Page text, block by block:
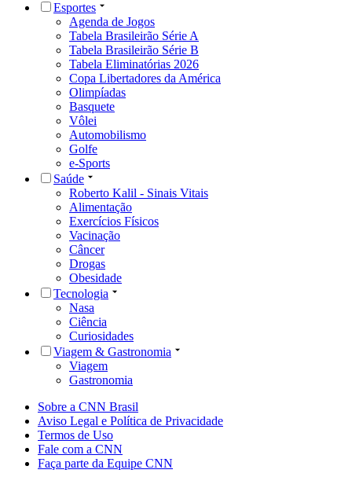
Esportes
Agenda de Jogos
Tabela Brasileirão Série A
Tabela Brasileirão Série B
Tabela Eliminatórias 2026
Copa Libertadores da América
Olimpíadas
Basquete
Vôlei
Automobilismo
Golfe
e-Sports
Saúde
Roberto Kalil - Sinais Vitais
Alimentação
Exercícios Físicos
Vacinação
Câncer
Drogas
Obesidade
Tecnologia
Nasa
Ciência
Curiosidades
Viagem & Gastronomia
Viagem
Gastronomia
Sobre a CNN Brasil
Aviso Legal e Política de Privacidade
Termos de Uso
Fale com a CNN
Faça parte da Equipe CNN